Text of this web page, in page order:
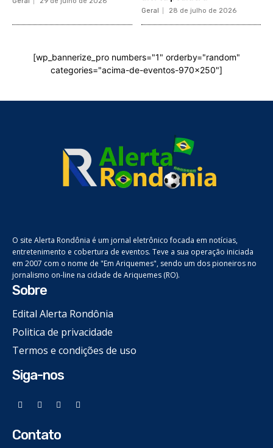
Geral 28 de julho de 2026
[wp_bannerize_pro numbers="1" orderby="random"
categories="acima-de-eventos-970x250"]
O site Alerta Rondônia é um jornal eletrônico focada em notícias,
entretenimento e cobertura de eventos. Teve a sua operação iniciada
em 2007 com o nome de "Em Ariquemes", sendo um dos pioneiros no
jornalismo on-line na cidade de Ariquemes (RO).
Sobre
Edital Alerta Rondônia
Politica de privacidade
Termos e condições de uso
Siga-nos
Contato